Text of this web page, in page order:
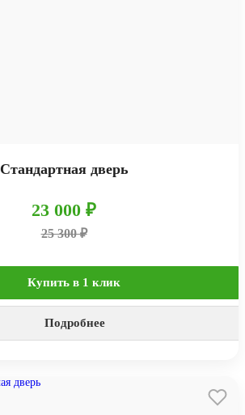
Стандартная дверь
23 000 ₽
25 300 ₽
Купить в 1 клик
Подробнее